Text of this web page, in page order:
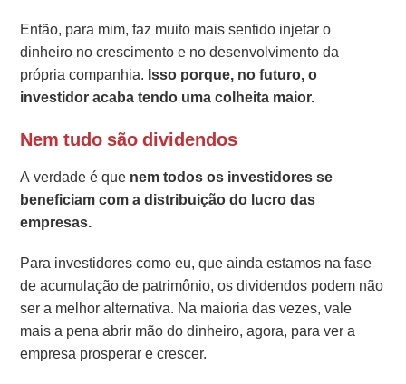
Então, para mim, faz muito mais sentido injetar o
dinheiro no crescimento e no desenvolvimento da
própria companhia. Isso porque, no futuro, o
investidor acaba tendo uma colheita maior.
Nem tudo são dividendos
A verdade é que nem todos os investidores se
beneficiam com a distribuição do lucro das
empresas.
Para investidores como eu, que ainda estamos na fase
de acumulação de patrimônio, os dividendos podem não
ser a melhor alternativa. Na maioria das vezes, vale
mais a pena abrir mão do dinheiro, agora, para ver a
empresa prosperar e crescer.